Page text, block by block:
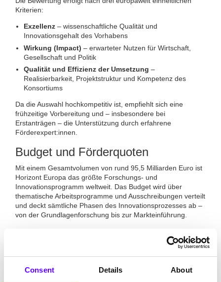
Consent Details About
Kriterien:
Exzellenz – wissenschaftliche Qualität und
Innovationsgehalt des Vorhabens
Wirkung (Impact) – erwarteter Nutzen für Wirtschaft,
Gesellschaft und Politik
Qualität und Effizienz der Umsetzung –
Realisierbarkeit, Projektstruktur und Kompetenz des
Konsortiums
Da die Auswahl hochkompetitiv ist, empfiehlt sich eine
frühzeitige Vorbereitung und – insbesondere bei
Erstanträgen – die Unterstützung durch erfahrene
Förderexpert:innen.
Budget und Förderquoten
Mit einem Gesamtvolumen von rund 95,5 Milliarden Euro ist
Horizont Europa das größte Forschungs- und
Innovationsprogramm weltweit. Das Budget wird über
thematische Arbeitsprogramme und Ausschreibungen verteilt
und deckt sämtliche Phasen des Innovationsprozesses ab –
von der Grundlagenforschung bis zur Markteinführung.
Forschungs- und Innovationsmaßnahmen(Research
and Innovation Actions, RIA): bis zu 100 % der